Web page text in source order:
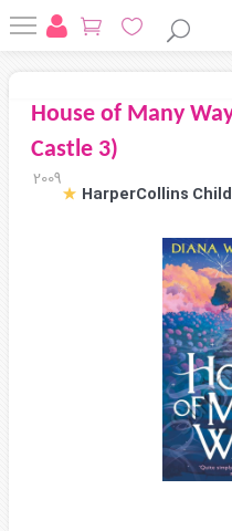
House of Many
Castle 3)
2009
HarperCollins